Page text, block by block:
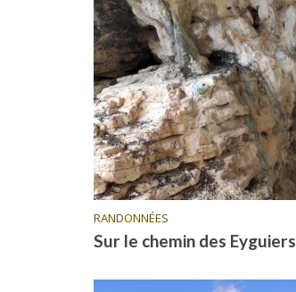
RANDONNÉES
Sur le chemin des Eyguiers